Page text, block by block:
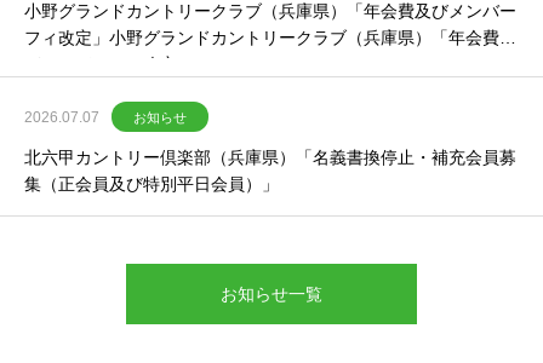
小野グランドカントリークラブ（兵庫県）「年会費及びメンバー
フィ改定」小野グランドカントリークラブ（兵庫県）「年会費及
びメンバーフィ改定」
2026.07.07 お知らせ
北六甲カントリー倶楽部（兵庫県）「名義書換停止・補充会員募
集（正会員及び特別平日会員）」
お知らせ一覧